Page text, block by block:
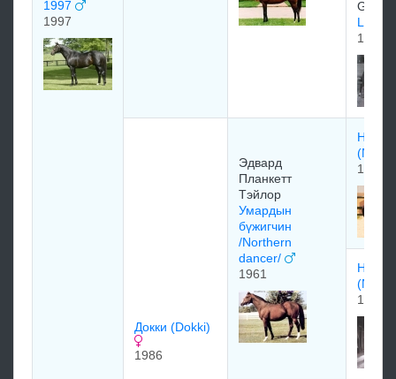
1997
1997
Getty
1974
Докки (Dokki)
1986
Эдваpд
Планкетт
Тэйлop
Умардын
бүжигчин
/Northern
dancer/
1961
1954
1957